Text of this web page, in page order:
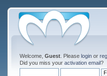
Welcome, Guest. Please loginor
Did you miss your activation email?